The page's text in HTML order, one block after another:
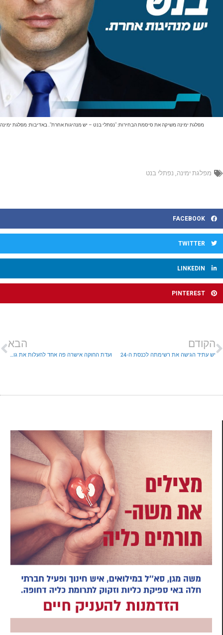
מפלגת ימינה משיקה את סיסמת הבחירות: "נפתלי בנט – יש מנהיגות אחרת". באדיבות: מפלגת ימינה
מפלגת ימינה,נפתלי בנט
FACEBOOK
TWITTER
LINKEDIN
PINTEREST
הקודם
יש עתיד הגישה את רשימתה לכנסת ה-24
הבא
ועדת החוקה אישרה פה אחד להעלות את גובה הקנסות במקום 5,000 ₪ ל 10,000 ₪